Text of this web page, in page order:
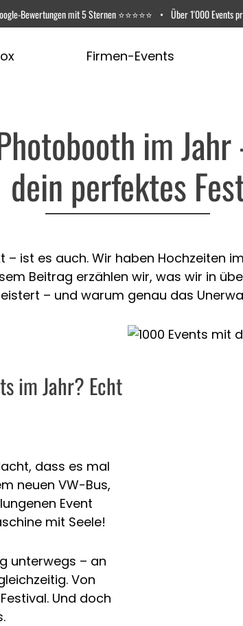
Bewertungenmit 5 Sternen ⭐️⭐️⭐️⭐️⭐️ • Über 1'000 Events
Firmen-Events
im
dein perfektes
– ist es auch. Wir haben Hochzeiten
Beitrag erzählen wir, was wir in
– und warum genau das
im Jahr? Echt
dass es mal
neuen VW-Bus,
Event
mit Seele!
unterwegs – an
Von
Und doch